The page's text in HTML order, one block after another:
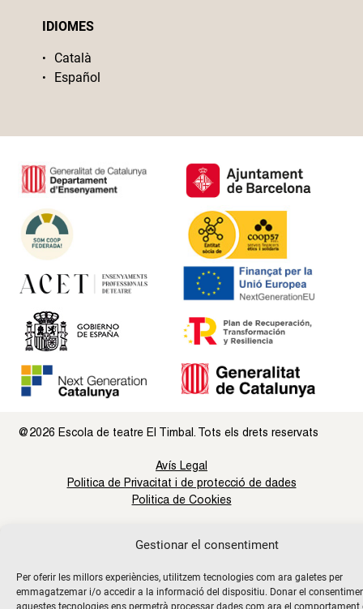
Gestionar el consentiment
Per oferir les millors experiències, utilitzem tecnologies com ara galetes per
emmagatzemar i/o accedir a la informació del dispositiu. Donar el
aquestes tecnologies ens permetrà processar dades com ara el comportament
IDIOMES
Català
Español
@2026 Escola de teatre El Timbal. Tots els drets reservats
Avís Legal
Politica de Privacitat i de protecció de dades
Politica de Cookies